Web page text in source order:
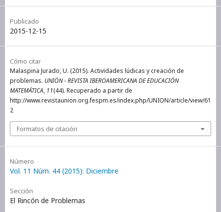
Publicado
2015-12-15
Cómo citar
Malaspina Jurado, U. (2015). Actividades lúdicas y creación de
problemas. UNIÓN - REVISTA IBEROAMERICANA DE EDUCACIÓN
MATEMÁTICA, 11(44). Recuperado a partir de
http://www.revistaunion.org.fespm.es/index.php/UNION/article/view/61
2
Formatos de citación
Número
Vol. 11 Núm. 44 (2015): Diciembre
Sección
El Rincón de Problemas